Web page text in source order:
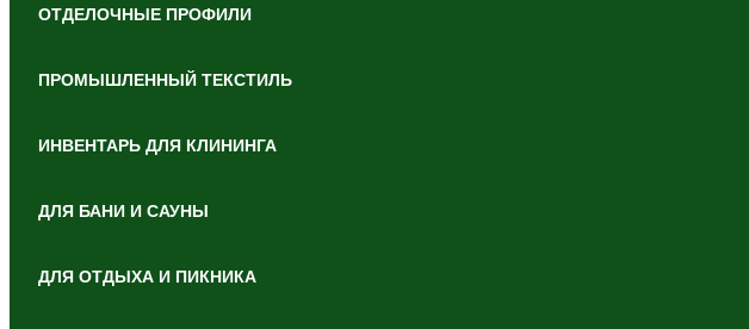
ОТДЕЛОЧНЫЕ ПРОФИЛИ
ПРОМЫШЛЕННЫЙ ТЕКСТИЛЬ
ИНВЕНТАРЬ ДЛЯ КЛИНИНГА
ДЛЯ БАНИ И САУНЫ
ДЛЯ ОТДЫХА И ПИКНИКА